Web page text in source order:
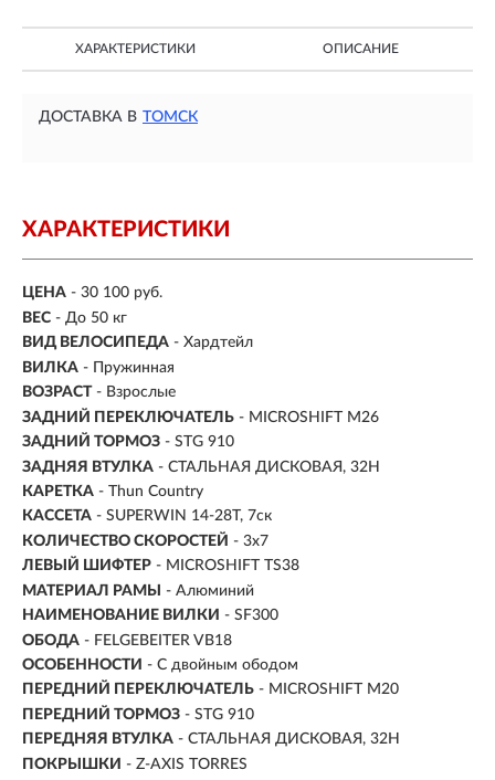
ХАРАКТЕРИСТИКИ ОПИСАНИЕ
ДОСТАВКА В ТОМСК
ХАРАКТЕРИСТИКИ
ЦЕНА - 30 100 руб.
ВЕС - До 50 кг
ВИД ВЕЛОСИПЕДА - Хардтейл
ВИЛКА - Пружинная
ВОЗРАСТ - Взрослые
ЗАДНИЙ ПЕРЕКЛЮЧАТЕЛЬ - MICROSHIFT M26
ЗАДНИЙ ТОРМОЗ - STG 910
ЗАДНЯЯ ВТУЛКА - СТАЛЬНАЯ ДИСКОВАЯ, 32H
КАРЕТКА - Thun Country
КАССЕТА - SUPERWIN 14-28T, 7ск
КОЛИЧЕСТВО СКОРОСТЕЙ - 3x7
ЛЕВЫЙ ШИФТЕР - MICROSHIFT TS38
МАТЕРИАЛ РАМЫ
- Алюминий
НАИМЕНОВАНИЕ ВИЛКИ - SF300
ОБОДА - FELGEBEITER VB18
ОСОБЕННОСТИ - С двойным ободом
ПЕРЕДНИЙ ПЕРЕКЛЮЧАТЕЛЬ - MICROSHIFT M20
ПЕРЕДНИЙ ТОРМОЗ - STG 910
ПЕРЕДНЯЯ ВТУЛКА - СТАЛЬНАЯ ДИСКОВАЯ, 32H
ПОКРЫШКИ - Z-AXIS TORRES